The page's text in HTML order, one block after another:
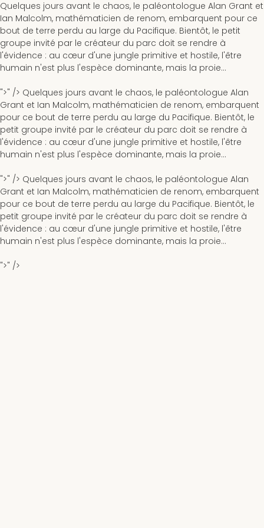
Quelques jours avant le chaos, le paléontologue Alan Grant et
Ian Malcolm, mathématicien de renom, embarquent pour ce
bout de terre perdu au large du Pacifique. Bientôt, le petit
groupe invité par le créateur du parc doit se rendre à
l'évidence : au cœur d'une jungle primitive et hostile, l'être
humain n'est plus l'espèce dominante, mais la proie...
">" /> Quelques jours avant le chaos, le paléontologue Alan
Grant et Ian Malcolm, mathématicien de renom, embarquent
pour ce bout de terre perdu au large du Pacifique. Bientôt, le
petit groupe invité par le créateur du parc doit se rendre à
l'évidence : au cœur d'une jungle primitive et hostile, l'être
humain n'est plus l'espèce dominante, mais la proie...
">" /> Quelques jours avant le chaos, le paléontologue Alan
Grant et Ian Malcolm, mathématicien de renom, embarquent
pour ce bout de terre perdu au large du Pacifique. Bientôt, le
petit groupe invité par le créateur du parc doit se rendre à
l'évidence : au cœur d'une jungle primitive et hostile, l'être
humain n'est plus l'espèce dominante, mais la proie...
">" />